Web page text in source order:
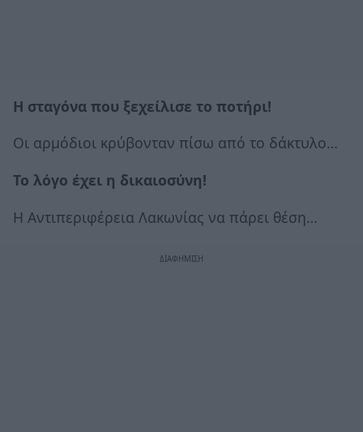
Η σταγόνα που ξεχείλισε το ποτήρι!
Οι αρμόδιοι κρύβονταν πίσω από το δάκτυλο…
Το λόγο έχει η δικαιοσύνη!
Η Αντιπεριφέρεια Λακωνίας να πάρει θέση…